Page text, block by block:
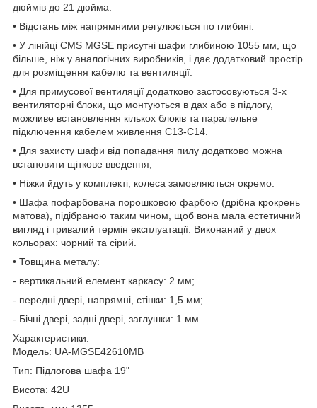
дюймів до 21 дюйма.
• Відстань між напрямними регулюється по глибині.
• У лінійці CMS MGSE присутні шафи глибиною 1055 мм, що
більше, ніж у аналогічних виробників, і дає додатковий простір
для розміщення кабелю та вентиляції.
• Для примусової вентиляції додатково застосовуються 3-х
вентиляторні блоки, що монтуються в дах або в підлогу,
можливе встановлення кількох блоків та паралельне
підключення кабелем живлення С13-С14.
• Для захисту шафи від попадання пилу додатково можна
встановити щіткове введення;
• Ніжки йдуть у комплекті, колеса замовляються окремо.
• Шафа пофарбована порошковою фарбою (дрібна крокрень
матова), підібраною таким чином, щоб вона мала естетичний
вигляд і тривалий термін експлуатації. Виконаний у двох
кольорах: чорний та сірий.
• Товщина металу:
- вертикальний елемент каркасу: 2 мм;
- передні двері, напрямні, стінки: 1,5 мм;
- Бічні двері, задні двері, заглушки: 1 мм.
Характеристики:
Модель: UA-MGSE42610MB
Тип: Підлогова шафа 19"
Висота: 42U